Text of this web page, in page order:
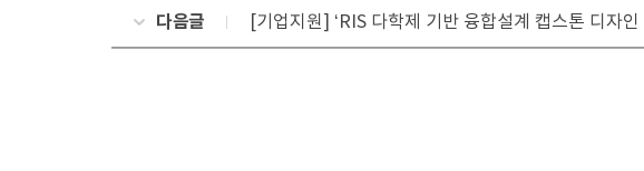
다음글 [기업지원] ‘RIS 다학제 기반 융합설계 캡스톤 디자인